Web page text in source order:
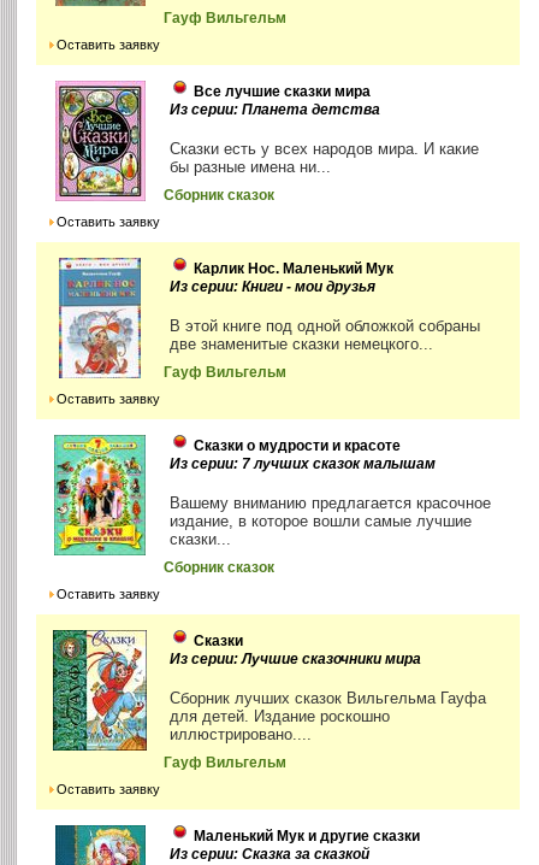
Гауф Вильгельм
Оставить заявку
Все лучшие сказки мира
Из серии: Планета детства
Сказки есть у всех народов мира. И какие
бы разные имена ни...
Сборник сказок
Оставить заявку
Карлик Нос. Маленький Мук
Из серии: Книги - мои друзья
В этой книге под одной обложкой собраны
две знаменитые сказки немецкого...
Гауф Вильгельм
Оставить заявку
Сказки о мудрости и красоте
Из серии: 7 лучших сказок малышам
Вашему вниманию предлагается красочное
издание, в которое вошли самые лучшие
сказки...
Сборник сказок
Оставить заявку
Сказки
Из серии: Лучшие сказочники мира
Сборник лучших сказок Вильгельма Гауфа
для детей. Издание роскошно
иллюстрировано....
Гауф Вильгельм
Оставить заявку
Маленький Мук и другие сказки
Из серии: Сказка за сказкой